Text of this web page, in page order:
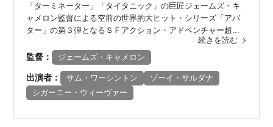
「ターミネーター」「タイタニック」の巨匠ジェームズ・キ
ャメロン監督による空前の世界的大ヒット・シリーズ「アバ
ター」の第３弾となるＳＦアクション・アドベンチャー超...
続きを読む
監督： ジェームズ・キャメロン
出演者： サム・ワーシントン
ゾーイ・サルダナ
シガーニー・ウィーヴァー